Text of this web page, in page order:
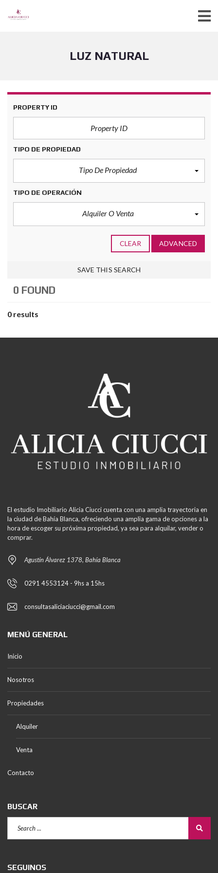
LUZ NATURAL
PROPERTY ID
TIPO DE PROPIEDAD
Tipo De Propiedad
TIPO DE OPERACIÓN
Alquiler O Venta
CLEAR ADVANCED
SAVE THIS SEARCH
0 FOUND
0 results
El estudio Imobiliario Alicia Ciucci cuenta con una amplia trayectoria en
la ciudad de Bahía Blanca, ofreciendo una amplia gama de opciones a la
hora de escoger su próxima propiedad, ya sea para alquilar, vender o
comprar.
Agustín Álvarez 1378, Bahía Blanca
0291 4553124 - 9hs a 15hs
consultasaliciaciucci@gmail.com
MENÚ GENERAL
Inicio
Nosotros
Propiedades
Alquiler
Venta
Contacto
BUSCAR
SEGUINOS